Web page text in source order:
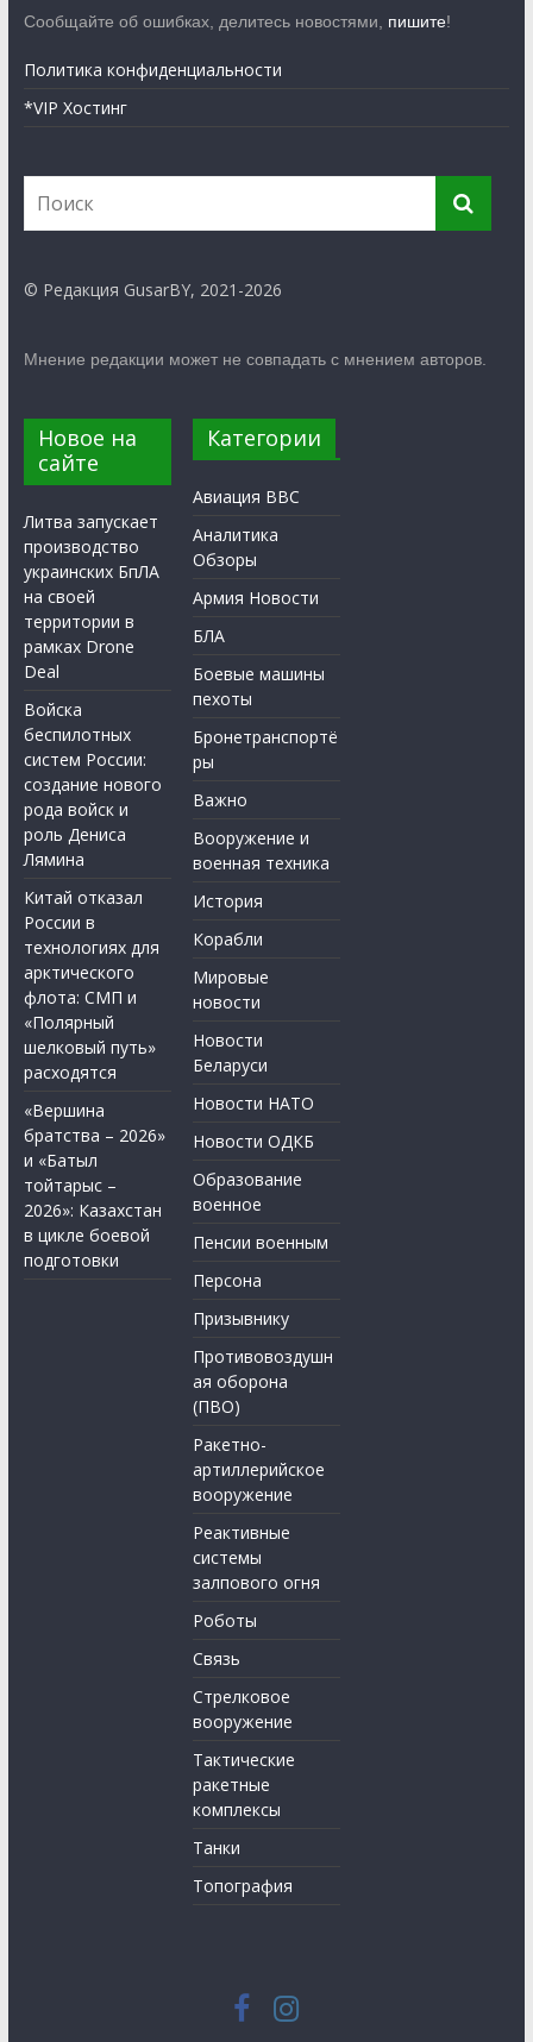
Сообщайте об ошибках, делитесь новостями, пишите!
Политика конфиденциальности
*VIP Хостинг
© Редакция GusarBY, 2021-2026
Мнение редакции может не совпадать с мнением авторов.
Новое на
сайте
Литва запускает
производство
украинских БпЛА
на своей
территории в
рамках Drone
Deal
Войска
беспилотных
систем России:
создание нового
рода войск и
роль Дениса
Лямина
Китай отказал
России в
технологиях для
арктического
флота: СМП и
«Полярный
шелковый путь»
расходятся
«Вершина
братства – 2026»
и «Батыл
тойтарыс –
2026»: Казахстан
в цикле боевой
подготовки
Категории
Авиация ВВС
Аналитика
Обзоры
Армия Новости
БЛА
Боевые машины
пехоты
Бронетранспортё
ры
Важно
Вооружение и
военная техника
История
Корабли
Мировые
новости
Новости
Беларуси
Новости НАТО
Новости ОДКБ
Образование
военное
Пенсии военным
Персона
Призывнику
Противовоздушн
ая оборона
(ПВО)
Ракетно-
артиллерийское
вооружение
Реактивные
системы
залпового огня
Роботы
Связь
Стрелковое
вооружение
Тактические
ракетные
комплексы
Танки
Топография